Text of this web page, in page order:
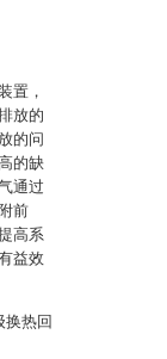
置，
放的
的问
的缺
通过
前
高系
益效
换热回